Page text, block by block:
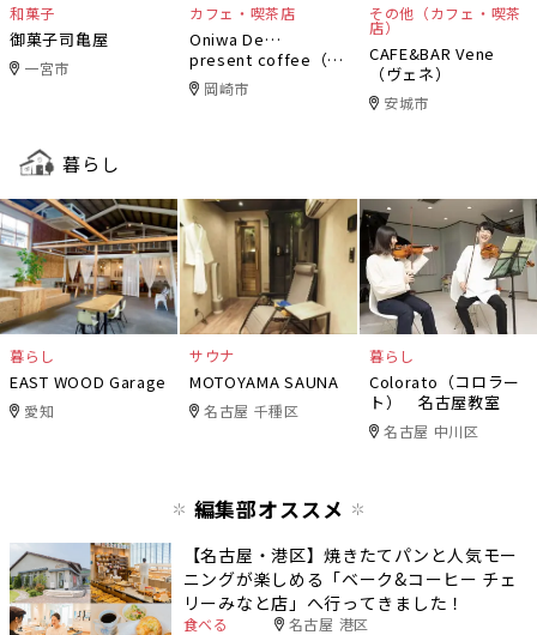
和菓子
御菓子司亀屋
一宮市
カフェ・喫茶店
Oniwa De…
present coffee（オ
ニワデ）
岡崎市
その他（カフェ・喫茶
店）
CAFE&BAR Vene
（ヴェネ）
安城市
暮らし
暮らし
EAST WOOD Garage
愛知
サウナ
MOTOYAMA SAUNA
名古屋 千種区
暮らし
Colorato（コロラー
ト） 名古屋教室
名古屋 中川区
編集部オススメ
【名古屋・港区】焼きたてパンと人気モー
ニングが楽しめる「ベーク&コーヒー チェ
リーみなと店」へ行ってきました！
食べる 名古屋 港区